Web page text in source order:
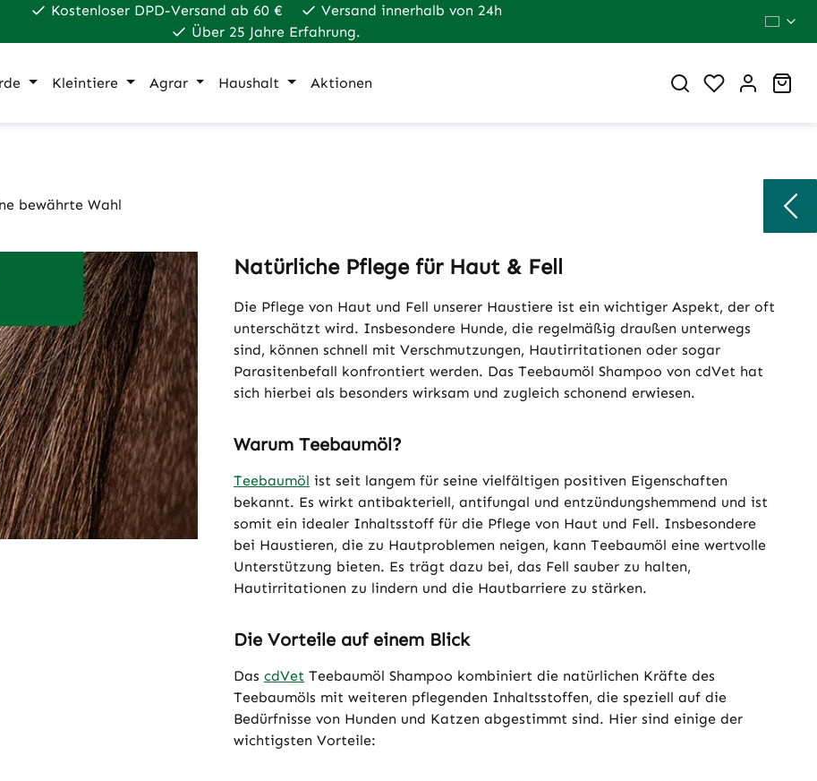
Kostenloser DPD-Versand ab 60 €
Versand innerhalb von 24h
Über 25 Jahre Erfahrung.
Kleintiere Agrar Haushalt Aktionen Du hast 0
bewährte Wahl
Natürliche Pflege für Haut & Fell
Die Pflege von Haut und Fell unserer Haustiere ist ein wichtiger Aspekt, der oft
unterschätzt wird. Insbesondere Hunde, die regelmäßig draußen unterwegs
sind, können schnell mit Verschmutzungen, Hautirritationen oder sogar
Parasitenbefall konfrontiert werden. Das Teebaumöl Shampoo von cdVet hat
sich hierbei als besonders wirksam und zugleich schonend erwiesen.
Warum Teebaumöl?
Teebaumöl ist seit langem für seine vielfältigen positiven Eigenschaften
bekannt. Es wirkt antibakteriell, antifungal und entzündungshemmend und ist
somit ein idealer Inhaltsstoff für die Pflege von Haut und Fell. Insbesondere
bei Haustieren, die zu Hautproblemen neigen, kann Teebaumöl eine wertvolle
Unterstützung bieten. Es trägt dazu bei, das Fell sauber zu halten,
Hautirritationen zu lindern und die Hautbarriere zu stärken.
Die Vorteile auf einem Blick
Das cdVet Teebaumöl Shampoo kombiniert die natürlichen Kräfte des
Teebaumöls mit weiteren pflegenden Inhaltsstoffen, die speziell auf die
Bedürfnisse von Hunden und Katzen abgestimmt sind. Hier sind einige der
wichtigsten Vorteile: